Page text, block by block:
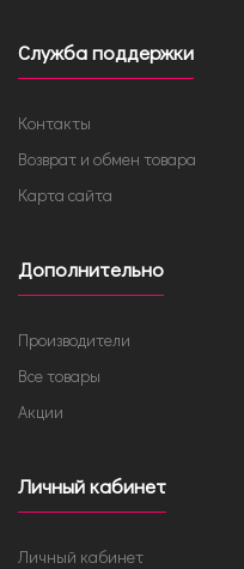
Служба поддержки
Контакты
Возврат и обмен товара
Карта сайта
Дополнительно
Производители
Все товары
Акции
Личный кабинет
Личный кабинет